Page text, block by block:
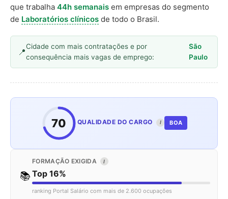
que trabalha 44h semanais em empresas do segmento
de Laboratórios clínicos de todo o Brasil.
Cidade com mais contratações e por
consequência mais vagas de emprego:
São
Paulo
70 QUALIDADE DO CARGO I BOA
📚
FORMAÇÃO EXIGIDA I
Top 16%
ranking Portal Salário com mais de 2.600 ocupações